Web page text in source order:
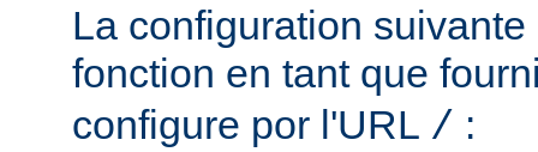
La configuration
fonction en tant que
configure por l'URL / :